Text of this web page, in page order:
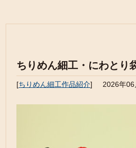
ちりめん細工・にわとり
[ちりめん細工作品紹介] 2026年